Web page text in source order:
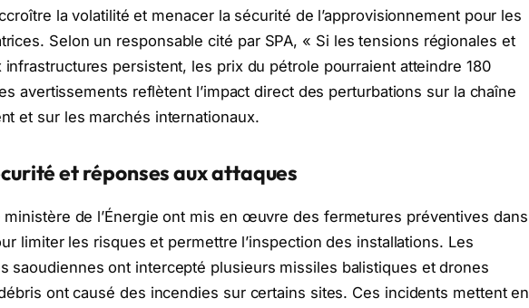
la volatilité et menacer la sécurité de l’approvisionnement pour les
Selon un responsable cité par SPA, « Si les tensions régionales et
infrastructures persistent, les prix du pétrole pourraient atteindre 180
avertissements reflètent l’impact direct des perturbations sur la chaîne
et sur les marchés internationaux.
et réponses aux attaques
ministère de l’Énergie ont mis en œuvre des fermetures préventives dans
limiter les risques et permettre l’inspection des installations. Les
saoudiennes ont intercepté plusieurs missiles balistiques et drones
ont causé des incendies sur certains sites. Ces incidents mettent en